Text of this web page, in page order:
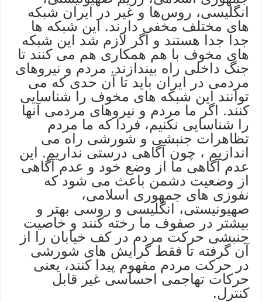
انگلیسی، روس‌ها و غیر در ایران شبکه
های مختلف مخفی دارند. این شبکه ها
جدا جدا هستند و اگر لازم شد این شبکه
های مخوف با هم همکاری هم می کنند تا
جنگ داخلی راه بیندازند. مردم و نیروهای
مردمی در ایران باید تا آن حدی که می
توانند این شبکه های مخوف را شناسایی
کنند. اگر ما مردم و نیروهای مردمی آنها
را شناسایی نکنیم، فردا که ما مردم
تظاهرات جنبشی و شورشی راه می
اندازیم ، چون آگاهی درستی نداریم. این
عدم آگاهی ما از وضع خود و عدم آگاهی
از وضعیت دشمن باعث می شود که
نفوزی های جمهوری اسلامی،
صهیونیستی، انگلیسی و روسی بهتر و
بیشتر در صفوف ما رخته کنند و خاصیت
جنبشی حرکت مردم در کف خیابان را از
آن گرفته تا فقط گرایش های شورشی
در حرکت مردم مفهوم پیدا کنند، یعنی
حرکات تهاجمی احساسی غیر قابل
کنترل.